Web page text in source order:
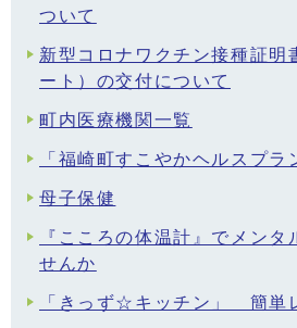
ついて
新型コロナワクチン接種証明
ート）の交付について
町内医療機関一覧
「福崎町すこやかヘルスプラ
母子保健
『こころの体温計』でメンタ
せんか
「きっず☆キッチン」 簡単